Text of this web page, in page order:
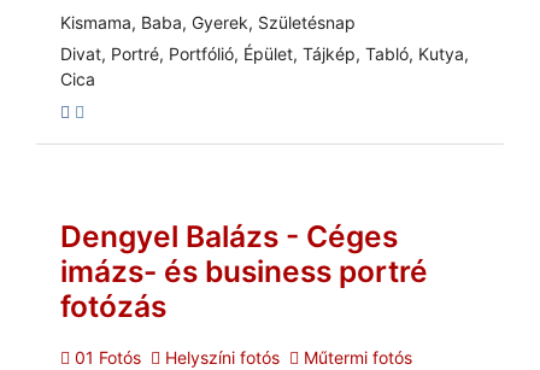
Kismama, Baba, Gyerek, Születésnap
Divat, Portré, Portfólió, Épület, Tájkép, Tabló, Kutya,
Cica
Dengyel Balázs - Céges
imázs- és business portré
fotózás
01 Fotós Helyszíni fotós
Műtermi fotós